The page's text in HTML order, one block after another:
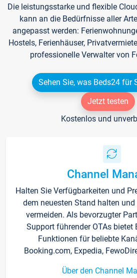
Die leistungsstarke und flexible
kann an die Bedürfnisse aller
angepasst werden:
Hostels, Ferienhäuser,
professionelle Verwalter von
Sehen Sie, was Beds24 für
Jetzt testen
Kostenlos und
Channel
Halten Sie Verfügbarkeiten und
dem neuesten Stand halten
vermeiden. Als bevorzugter
Support führender OTAs bietet
Funktionen für beliebte
Booking.com, Expedia,
Über den Channel